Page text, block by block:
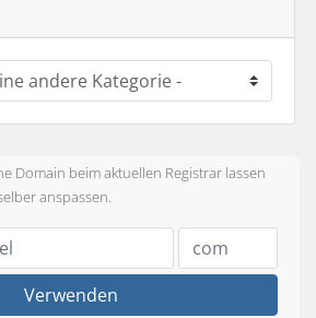
Domain beim aktuellen Registrar lassen
anspassen.
Verwenden